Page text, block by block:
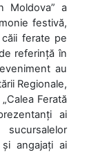
Moldova” a
festivă,
ferate pe
referință în
au
Regionale,
Ferată
ai
angajați ai